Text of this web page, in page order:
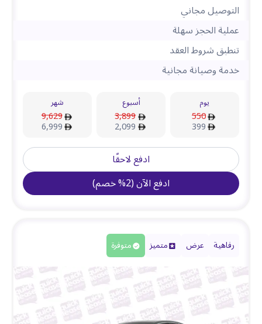
التوصيل مجاني
عملية الحجز سهلة
تنطبق شروط العقد
خدمة وصيانة مجانية
يوم
550
399
أسبوع
3,899
2,099
شهر
9,629
6,999
ادفع لاحقًا
ادفع الآن(
2
%خصم)
رفاهية عرض متميز متوفرة